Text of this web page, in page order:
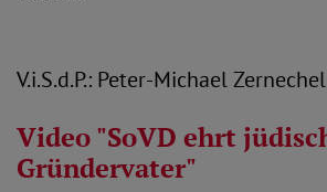
V.i.S.d.P.: Peter-Michael Zernechel
Video "SoVD ehrt
Gründervater"